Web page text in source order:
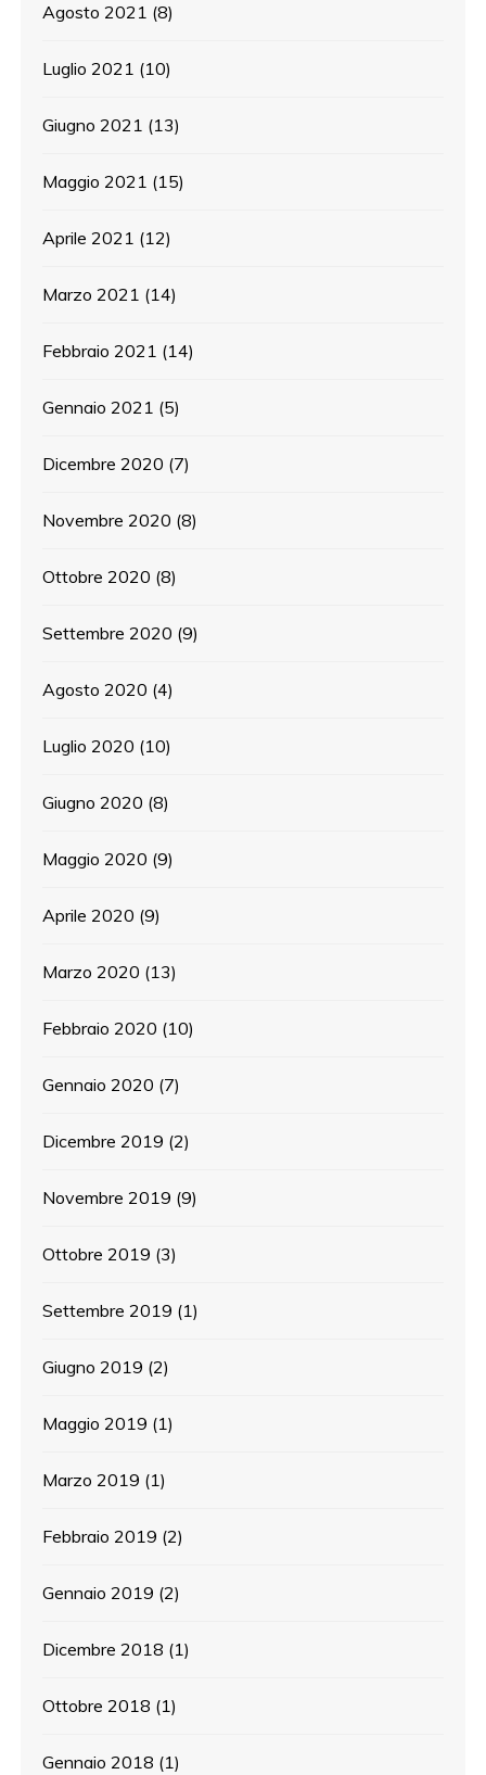
Agosto 2021 (8)
Luglio 2021 (10)
Giugno 2021 (13)
Maggio 2021 (15)
Aprile 2021 (12)
Marzo 2021 (14)
Febbraio 2021 (14)
Gennaio 2021 (5)
Dicembre 2020 (7)
Novembre 2020 (8)
Ottobre 2020 (8)
Settembre 2020 (9)
Agosto 2020 (4)
Luglio 2020 (10)
Giugno 2020 (8)
Maggio 2020 (9)
Aprile 2020 (9)
Marzo 2020 (13)
Febbraio 2020 (10)
Gennaio 2020 (7)
Dicembre 2019 (2)
Novembre 2019 (9)
Ottobre 2019 (3)
Settembre 2019 (1)
Giugno 2019 (2)
Maggio 2019 (1)
Marzo 2019 (1)
Febbraio 2019 (2)
Gennaio 2019 (2)
Dicembre 2018 (1)
Ottobre 2018 (1)
Gennaio 2018 (1)